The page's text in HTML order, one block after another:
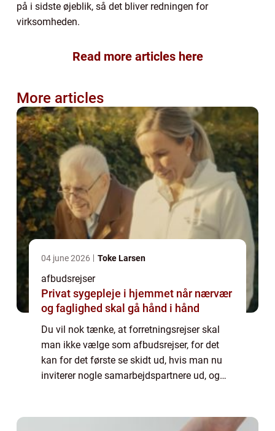
på i sidste øjeblik, så det bliver redningen for
virksomheden.
Read more articles here
More articles
04 june 2026 Toke Larsen
afbudsrejser
Privat sygepleje i hjemmet når nærvær
og faglighed skal gå hånd i hånd
Du vil nok tænke, at forretningsrejser skal
man ikke vælge som afbudsrejser, for det
kan for det første se skidt ud, hvis man nu
inviterer nogle samarbejdspartnere ud, og